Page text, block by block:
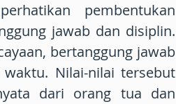
pembentukan
jawab dan disiplin.
bertanggung jawab
Nilai-nilai tersebut
dari orang tua dan